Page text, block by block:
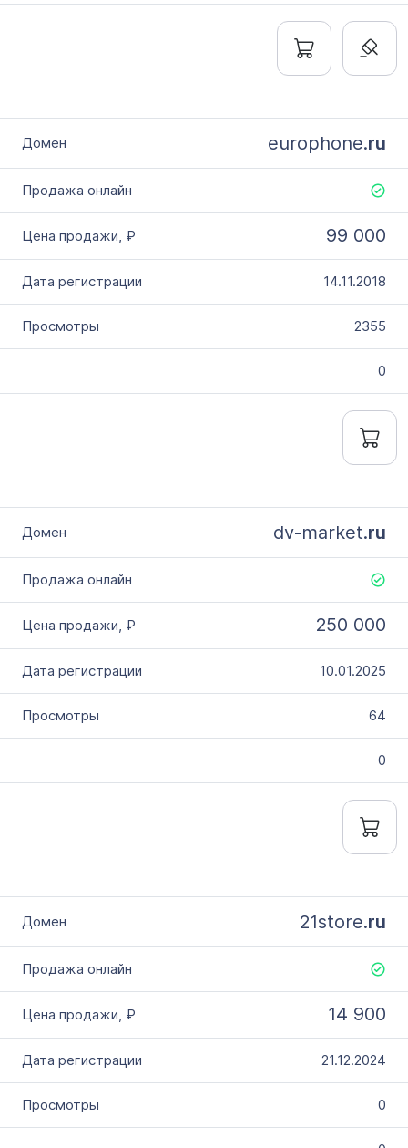
europhone.ru
99 000
14.11.2018
2355
0
dv-market.ru
250 000
10.01.2025
64
0
21store.ru
14 900
21.12.2024
0